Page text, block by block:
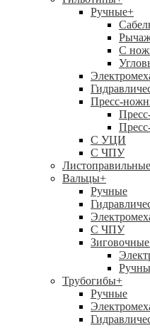
Ручные+
С
Пресс-
С УЦИ
С ЧПУ
Вальцы+
Ручные
С ЧПУ
Трубогибы+
Ручные